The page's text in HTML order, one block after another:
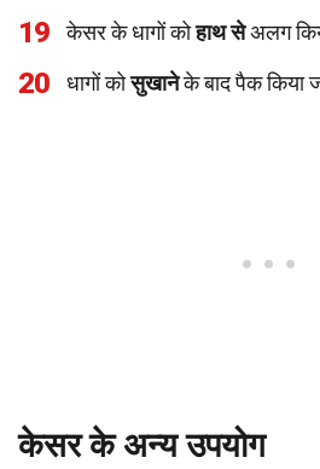
19 केसर के धागों कोहाथ सेअलग
20 धागों कोसुखानेके बाद पैक किया
केसर के अन्य उपयोग